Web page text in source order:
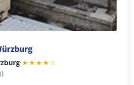
·★★★★☆